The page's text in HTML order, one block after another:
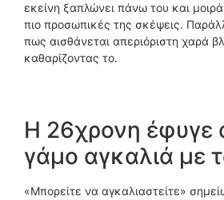
εκείνη ξαπλώνει πάνω του και
πιο προσωπικές της σκέψεις.
πως αισθάνεται απεριόριστη χαρά
καθαρίζοντας το.
Η 26χρονη έφυγε
γάμο αγκαλιά με
«Μπορείτε να αγκαλιαστείτε»